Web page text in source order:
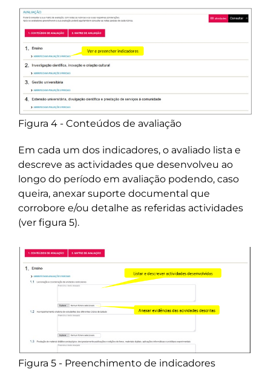
Figura 4 - Conteúdos de avaliação
Em cada um dos indicadores, o avaliado lista e
descreve as actividades que desenvolveu ao
longo do período em avaliação podendo, caso
queira, anexar suporte documental que
corrobore e/ou detalhe as referidas actividades
(ver figura 5).
Figura 5 - Preenchimento de indicadores